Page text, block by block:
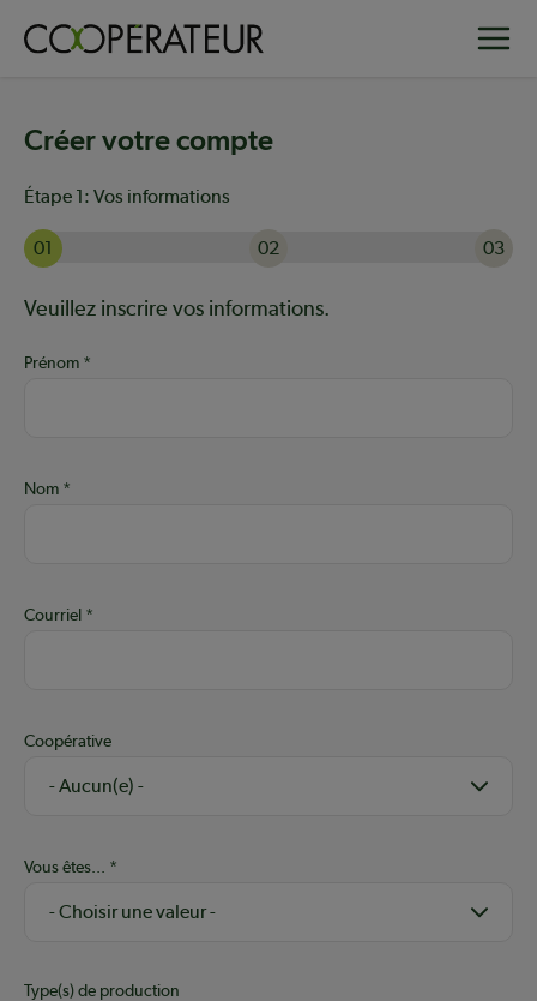
Créer votre compte
Étape 1: Vos informations
01 02
03
Aide :
Veuillez inscrire vos informations.
Prénom
Nom
Courriel
Coopérative
Vous êtes...
Type(s) de production